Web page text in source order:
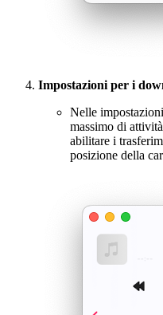
Impostazioni per i
Nelle
massimo di
abilitare i
posizione della